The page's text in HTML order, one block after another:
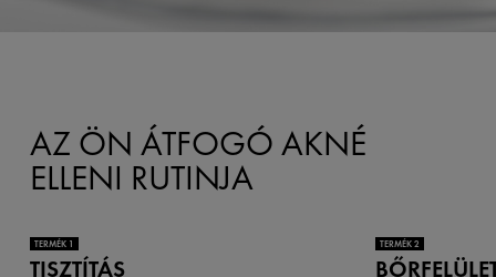
AZ ÖN ÁTFOGÓ AKNÉ
ELLENI RUTINJA
TERMÉK 1
TISZTÍTÁS
TERMÉK 2